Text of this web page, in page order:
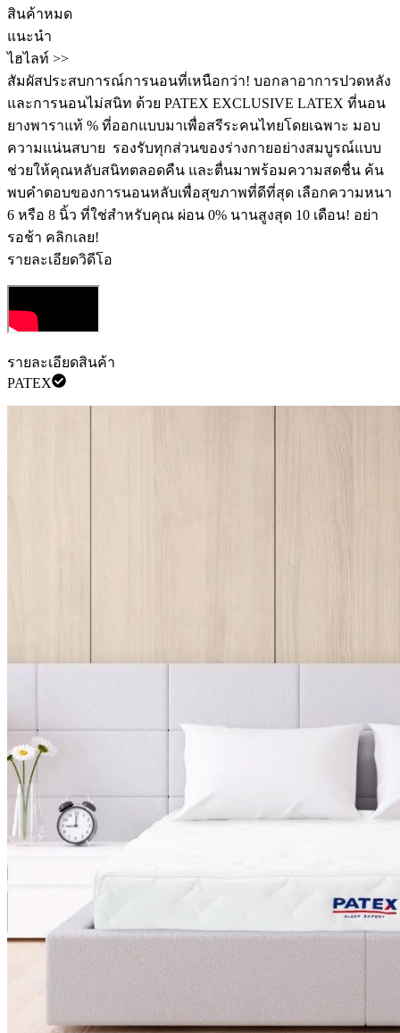
สินค้าหมด
แนะนำ
ไฮไลท์ >>
สัมผัสประสบการณ์การนอนที่เหนือกว่า! บอกลาอาการปวดหลัง
และการนอนไม่สนิท ด้วย PATEX EXCLUSIVE LATEX ที่นอน
ยางพาราแท้ % ที่ออกแบบมาเพื่อสรีระคนไทยโดยเฉพาะ มอบ
ความแน่นสบาย ️ รองรับทุกส่วนของร่างกายอย่างสมบูรณ์แบบ
ช่วยให้คุณหลับสนิทตลอดคืน และตื่นมาพร้อมความสดชื่น ค้น
พบคำตอบของการนอนหลับเพื่อสุขภาพที่ดีที่สุด เลือกความหนา
6 หรือ 8 นิ้ว ที่ใช่สำหรับคุณ ผ่อน 0% นานสูงสุด 10 เดือน! อย่า
รอช้า คลิกเลย!
รายละเอียดวิดีโอ
รายละเอียดสินค้า
PATEX